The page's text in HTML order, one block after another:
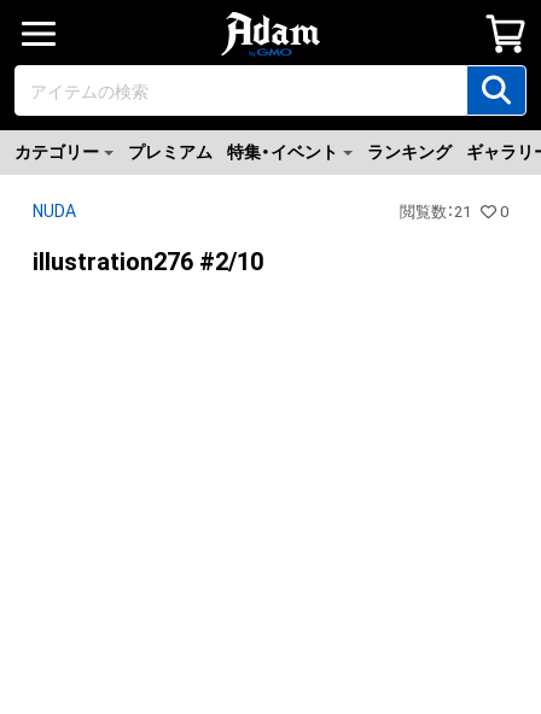
カテゴリー プレミアム 特集・イベント ランキング ギャラリ
NUDA 閲覧数 ：21 0
illustration276 #2/10